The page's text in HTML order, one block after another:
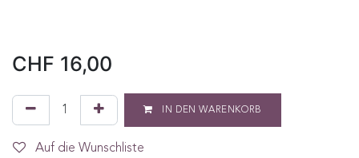
CHF 16,00
IN DEN WARENKORB
Auf die Wunschliste